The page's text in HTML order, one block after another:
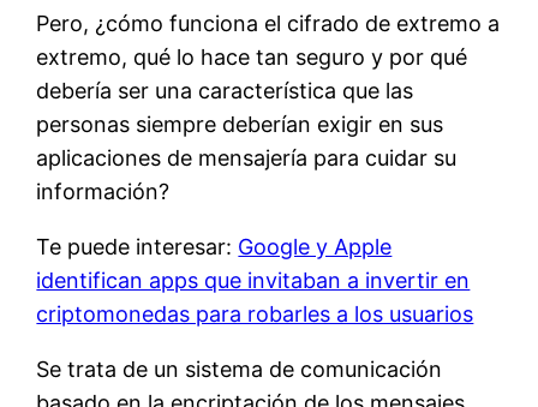
Pero, ¿cómo funciona el cifrado de extremo a
extremo, qué lo hace tan seguro y por qué
debería ser una característica que las
personas siempre deberían exigir en sus
aplicaciones de mensajería para cuidar su
información?
Te puede interesar: Google y Apple
identifican apps que invitaban a invertir en
criptomonedas para robarles a los usuarios
Se trata de un sistema de comunicación